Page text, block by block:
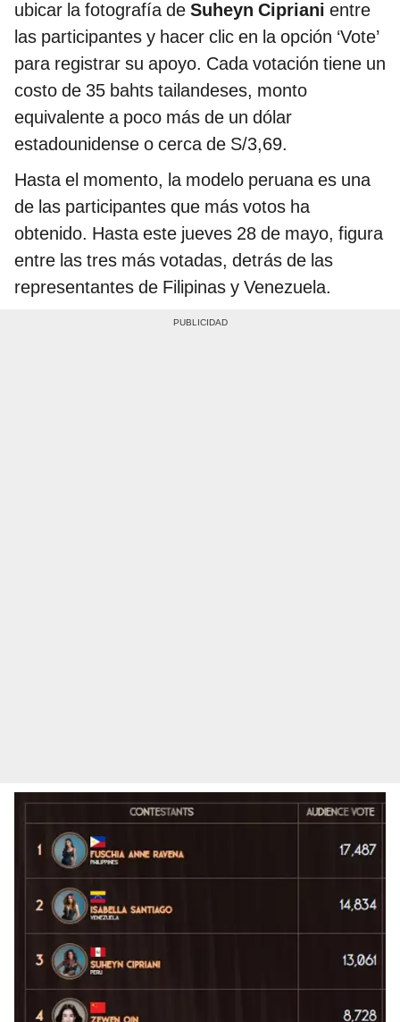
ubicar la fotografía de Suheyn Cipriani entre
las participantes y hacer clic en la opción ‘Vote’
para registrar su apoyo. Cada votación tiene un
costo de 35 bahts tailandeses, monto
equivalente a poco más de un dólar
estadounidense o cerca de S/3,69.
Hasta el momento, la modelo peruana es una
de las participantes que más votos ha
obtenido. Hasta este jueves 28 de mayo, figura
entre las tres más votadas, detrás de las
representantes de Filipinas y Venezuela.